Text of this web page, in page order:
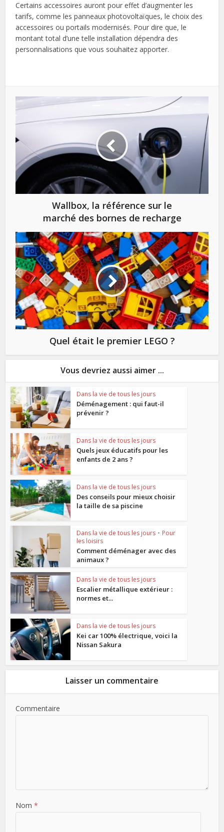
Certains accessoires auront pour effet d’augmenter les
tarifs, comme les panneaux photovoltaïques, le choix des
accessoires ou portails modernisés. Pour dire que, le
montant total d’une telle installation dépendra des
personnalisations que vous souhaitez apporter.
Wallbox, la référence sur le
marché des bornes de recharge
Quel était le premier LEGO ?
Vous devriez aussi aimer ...
Dans la vie de tous les jours
Déménagement : qui faut-il
prévenir ?
Dans la vie de tous les jours
Quels jeux éducatifs pour les
enfants de 2 ans ?
Dans la vie de tous les jours
Des conseils pour mieux choisir
la taille de sa piscine
Dans la vie de tous les jours • Pour
les loisirs
Comment déménager avec des
animaux ?
Dans la vie de tous les jours
Escalier métallique extérieur :
normes et...
Dans la vie de tous les jours
Kei car 100% électrique, voici la
Nissan Sakura
Laisser un commentaire
Commentaire
Nom*